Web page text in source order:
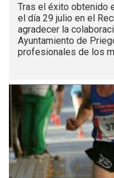
Tras el éxito obtenido
el día 29 julio en el
agradecer la
Ayuntamiento de
profesionales de los